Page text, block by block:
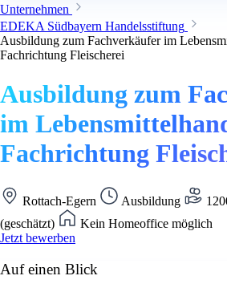
Unternehmen
EDEKA Südbayern Handelsstiftung
Ausbildung zum Fachverkäufer im
Fachrichtung Fleischerei
Ausbildung zum
im
Fachrichtung
Rottach-Egern Ausbildung
(geschätzt)
Kein Homeoffice möglich
Jetzt bewerben
Auf einen Blick